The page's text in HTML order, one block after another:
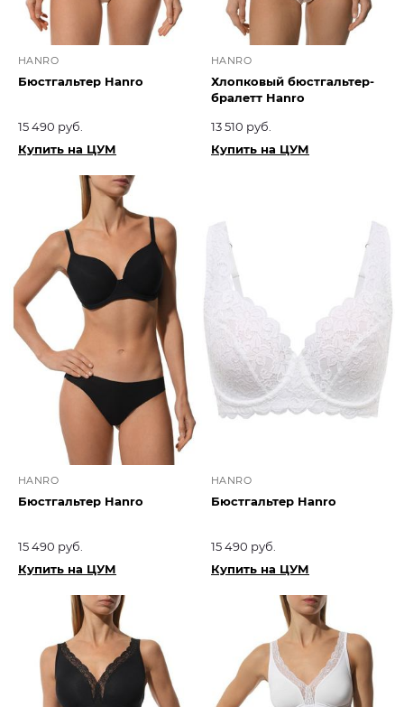
HANRO
Бюстгальтер Hanro
15 490 руб.
Купить на ЦУМ
HANRO
Хлопковый бюстгальтер-
бралетт Hanro
13 510 руб.
Купить на ЦУМ
HANRO
Бюстгальтер Hanro
15 490 руб.
Купить на ЦУМ
HANRO
Бюстгальтер Hanro
15 490 руб.
Купить на ЦУМ